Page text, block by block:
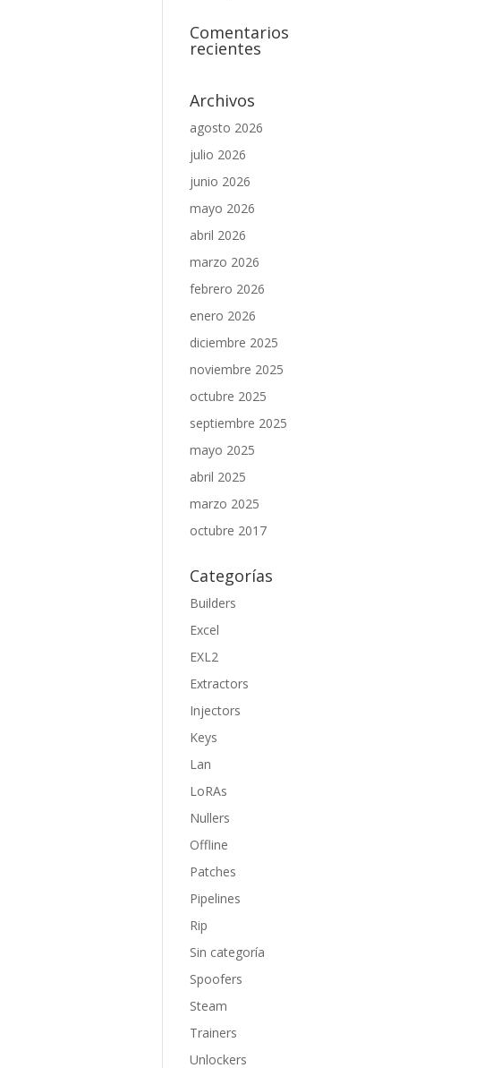
Comentarios
recientes
Archivos
agosto 2026
julio 2026
junio 2026
mayo 2026
abril 2026
marzo 2026
febrero 2026
enero 2026
diciembre 2025
noviembre 2025
octubre 2025
septiembre 2025
mayo 2025
abril 2025
marzo 2025
octubre 2017
Categorías
Builders
Excel
EXL2
Extractors
Injectors
Keys
Lan
LoRAs
Nullers
Offline
Patches
Pipelines
Rip
Sin categoría
Spoofers
Steam
Trainers
Unlockers